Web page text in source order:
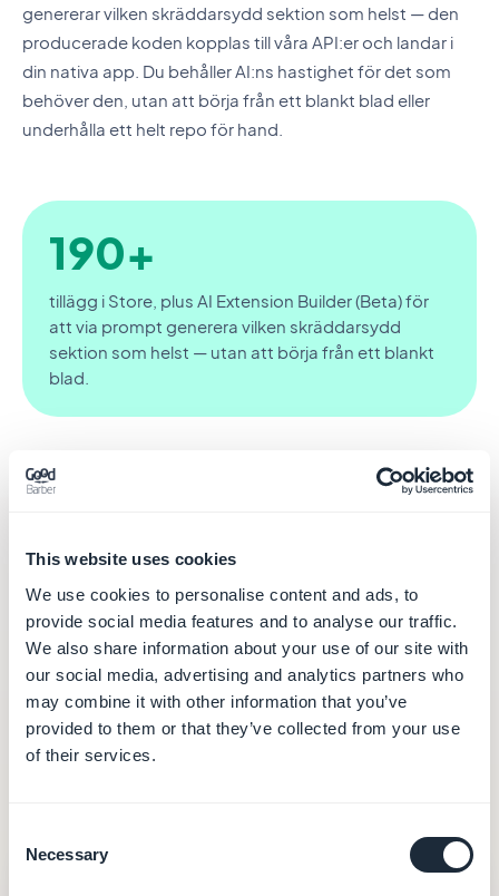
This website uses cookies
We use cookies to personalise content and ads, to
provide social media features and to analyse our traffic.
We also share information about your use of our site with
our social media, advertising and analytics partners who
may combine it with other information that you’ve
provided to them or that they’ve collected from your use
of their services.
Selection
Necessary
genererar vilken skräddarsydd sektion som helst — den
producerade koden kopplas till våra API:er och landar i
din nativa app. Du behåller AI:ns hastighet för det som
behöver den, utan att börja från ett blankt blad eller
underhålla ett helt repo för hand.
190+
tillägg i Store, plus AI Extension Builder (Beta) för
att via prompt generera vilken skräddarsydd
sektion som helst — utan att börja från ett blankt
blad.
Den verkliga kostnaden:
vad som ingår i priset
Det annonserade abonnemanget berättar bara en
del av historien — och ännu mindre när modellen är
kreditbaserad och den färdiga appen behöver